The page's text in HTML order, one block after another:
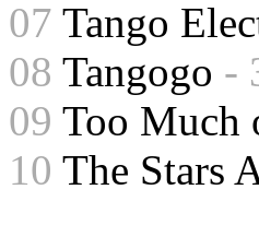
07 Tango
08 Tangogo -
09 Too
10 The Stars